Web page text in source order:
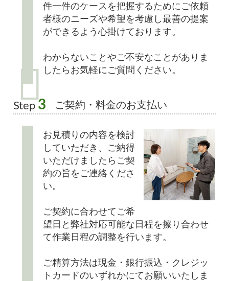
件一件のケースを把握するためにご依頼
者様のニーズや希望を考慮し最善の提案
ができるよう心掛けております。
わからないことやご不安なことがありま
したらお気軽にご質問ください。
Step 3 ご契約・料金のお支払い
お見積りの内容を検討
していただき、ご納得
いただけましたらご契
約の旨をご連絡くださ
い。
ご契約に合わせてご希
望日と弊社対応可能な日程を擦り合わせ
て作業日程の調整を行います。
ご精算方法は現金・銀行振込・クレジッ
トカードのいずれかにてお願いいたしま